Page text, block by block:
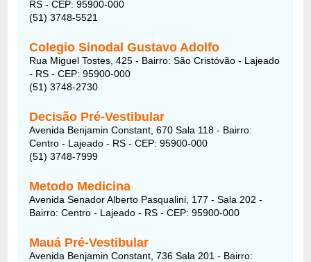
RS - CEP: 95900-000
(51) 3748-5521
Colegio Sinodal Gustavo Adolfo
Rua Miguel Tostes, 425 - Bairro: São Cristóvão - Lajeado
- RS - CEP: 95900-000
(51) 3748-2730
Decisão Pré-Vestibular
Avenida Benjamin Constant, 670 Sala 118 - Bairro:
Centro - Lajeado - RS - CEP: 95900-000
(51) 3748-7999
Metodo Medicina
Avenida Senador Alberto Pasqualini, 177 - Sala 202 -
Bairro: Centro - Lajeado - RS - CEP: 95900-000
Mauá Pré-Vestibular
Avenida Benjamin Constant, 736 Sala 201 - Bairro: